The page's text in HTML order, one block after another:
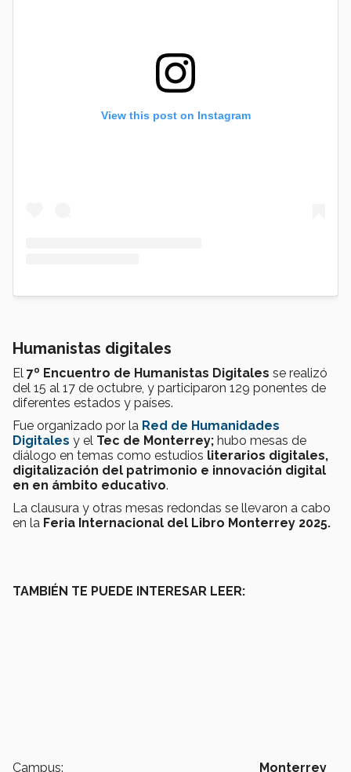
View this post on Instagram
Humanistas digitales
El 7º Encuentro de Humanistas Digitales se realizó
del 15 al 17 de octubre, y participaron 129 ponentes de
diferentes estados y países.
Fue organizado por la Red de Humanidades
Digitales y el Tec de Monterrey; hubo mesas de
diálogo en temas como estudios literarios digitales,
digitalización del patrimonio e innovación digital
en en ámbito educativo.
La clausura y otras mesas redondas se llevaron a cabo
en la Feria Internacional del Libro Monterrey 2025.
TAMBIÉN TE PUEDE INTERESAR LEER:
Campus: Monterrey